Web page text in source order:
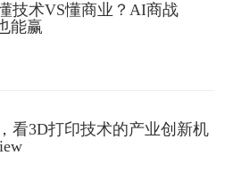
技术VS懂商业？AI商战
能赢
看3D打印技术的产业创新机